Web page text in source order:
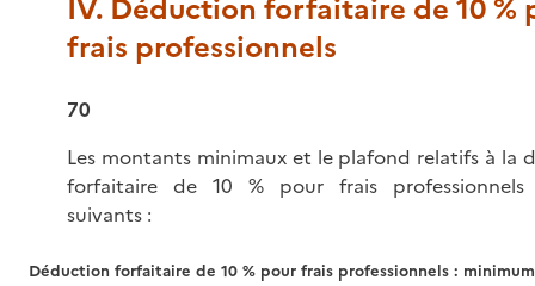
IV. Déduction forfaitaire de 10 %
frais professionnels
70
Les montants minimaux et le plafond relatifs à la
forfaitaire de 10 % pour frais
suivants :
Déduction forfaitaire de 10 % pour frais professionnels :